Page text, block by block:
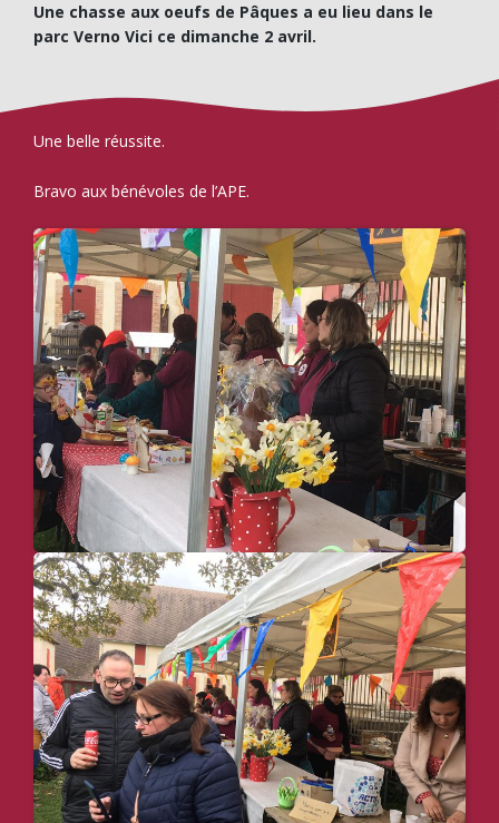
Une chasse aux oeufs de Pâques a eu lieu dans le
parc Verno Vici ce dimanche 2 avril.
Une belle réussite.
Bravo aux bénévoles de l’APE.